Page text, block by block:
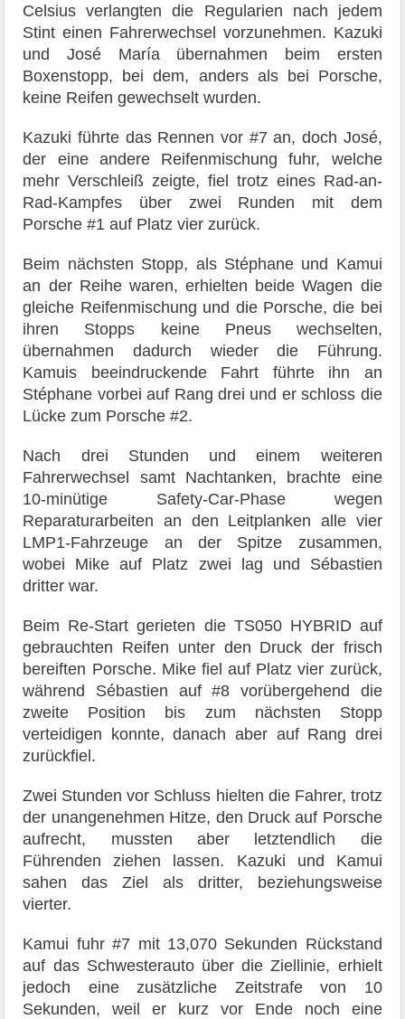
Celsius verlangten die Regularien nach jedem
Stint einen Fahrerwechsel vorzunehmen. Kazuki
und José María übernahmen beim ersten
Boxenstopp, bei dem, anders als bei Porsche,
keine Reifen gewechselt wurden.
Kazuki führte das Rennen vor #7 an, doch José,
der eine andere Reifenmischung fuhr, welche
mehr Verschleiß zeigte, fiel trotz eines Rad-an-
Rad-Kampfes über zwei Runden mit dem
Porsche #1 auf Platz vier zurück.
Beim nächsten Stopp, als Stéphane und Kamui
an der Reihe waren, erhielten beide Wagen die
gleiche Reifenmischung und die Porsche, die bei
ihren Stopps keine Pneus wechselten,
übernahmen dadurch wieder die Führung.
Kamuis beeindruckende Fahrt führte ihn an
Stéphane vorbei auf Rang drei und er schloss die
Lücke zum Porsche #2.
Nach drei Stunden und einem weiteren
Fahrerwechsel samt Nachtanken, brachte eine
10-minütige Safety-Car-Phase wegen
Reparaturarbeiten an den Leitplanken alle vier
LMP1-Fahrzeuge an der Spitze zusammen,
wobei Mike auf Platz zwei lag und Sébastien
dritter war.
Beim Re-Start gerieten die TS050 HYBRID auf
gebrauchten Reifen unter den Druck der frisch
bereiften Porsche. Mike fiel auf Platz vier zurück,
während Sébastien auf #8 vorübergehend die
zweite Position bis zum nächsten Stopp
verteidigen konnte, danach aber auf Rang drei
zurückfiel.
Zwei Stunden vor Schluss hielten die Fahrer, trotz
der unangenehmen Hitze, den Druck auf Porsche
aufrecht, mussten aber letztendlich die
Führenden ziehen lassen. Kazuki und Kamui
sahen das Ziel als dritter, beziehungsweise
vierter.
Kamui fuhr #7 mit 13,070 Sekunden Rückstand
auf das Schwesterauto über die Ziellinie, erhielt
jedoch eine zusätzliche Zeitstrafe von 10
Sekunden, weil er kurz vor Ende noch eine